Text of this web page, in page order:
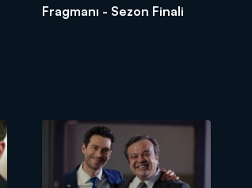
Fragmanı - Sezon Finali